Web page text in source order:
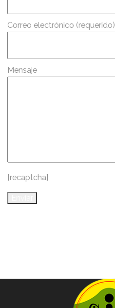
Correo electrónico (requerido)
Mensaje
[recaptcha]